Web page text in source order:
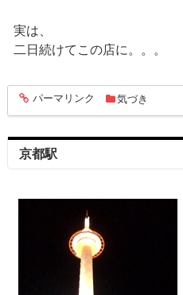
実は、
二日続けてこの店に。。。
entry765
パーマリンク 気づき
京都駅